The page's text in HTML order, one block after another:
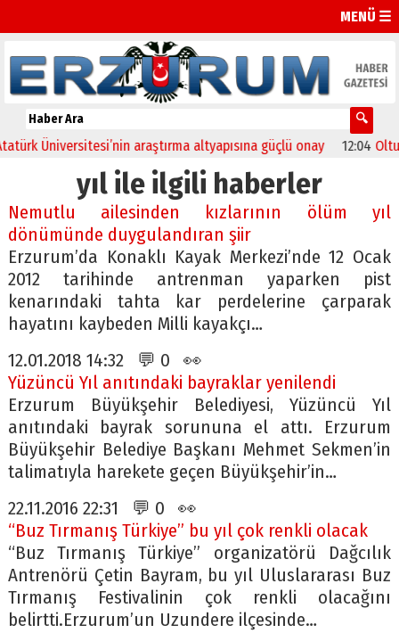
MENÜ ☰
Üniversitesi’nin araştırma altyapısına güçlü onay 12:04
yıl ile ilgili haberler
Nemutlu ailesinden kızlarının ölüm yıl
dönümünde duygulandıran şiir
Erzurum’da Konaklı Kayak Merkezi’nde 12 Ocak
2012 tarihinde antrenman yaparken pist
kenarındaki tahta kar perdelerine çarparak
hayatını kaybeden Milli kayakçı…
12.01.2018 14:32 💬 0 👀
Yüzüncü Yıl anıtındaki bayraklar yenilendi
Erzurum Büyükşehir Belediyesi, Yüzüncü Yıl
anıtındaki bayrak sorununa el attı. Erzurum
Büyükşehir Belediye Başkanı Mehmet Sekmen’in
talimatıyla harekete geçen Büyükşehir’in…
22.11.2016 22:31 💬 0 👀
“Buz Tırmanış Türkiye” bu yıl çok renkli olacak
“Buz Tırmanış Türkiye” organizatörü Dağcılık
Antrenörü Çetin Bayram, bu yıl Uluslararası Buz
Tırmanış Festivalinin çok renkli olacağını
belirtti.Erzurum’un Uzundere ilçesinde…